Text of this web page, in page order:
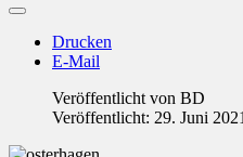
Drucken
E-Mail
Veröffentlicht von BD
Veröffentlicht: 29. Juni 2021